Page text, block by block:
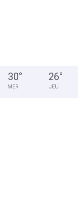
30°
MER
26°
JEU